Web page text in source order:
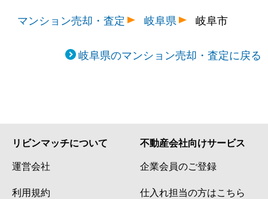
マンション売却・査定
岐阜県 岐阜市
岐阜県のマンション売却・査定に戻る
リビンマッチについて
運営会社
利用規約
不動産会社向けサービス
企業会員のご登録
仕入れ担当の方はこちら